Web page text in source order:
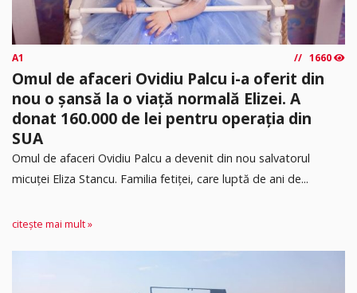
A1 1660
Omul de afaceri Ovidiu Palcu i-a oferit din
nou o șansă la o viață normală Elizei. A
donat 160.000 de lei pentru operația din
SUA
Omul de afaceri Ovidiu Palcu a devenit din nou salvatorul
micuței Eliza Stancu. Familia fetiței, care luptă de ani de...
citește mai mult »